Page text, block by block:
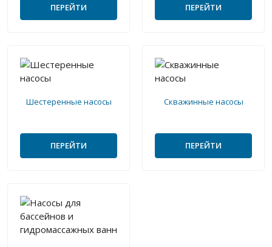
ПЕРЕЙТИ ПЕРЕЙТИ
Шестеренные насосы
ПЕРЕЙТИ
Скважинные насосы
ПЕРЕЙТИ